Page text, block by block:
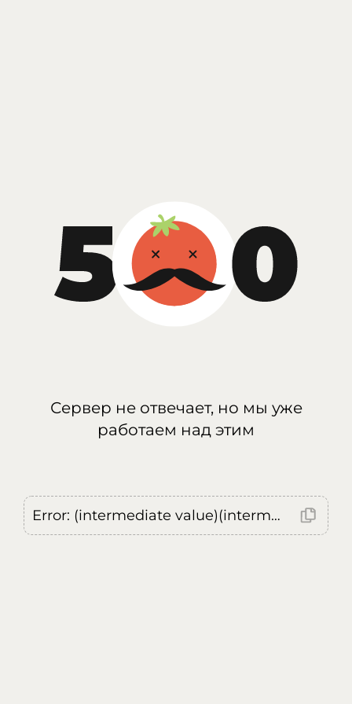
Сервер не отвечает, но мы уже
работаем над этим
Error: (intermediate value)(intermediate value)(intermediate value).replaceAll is not a function